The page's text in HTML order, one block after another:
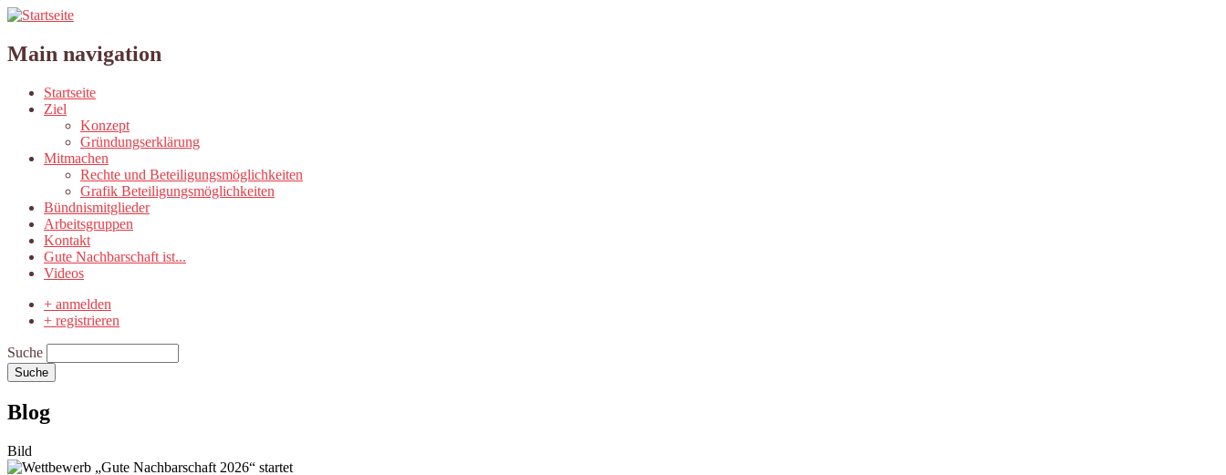
Main navigation
Startseite
Ziel
Konzept
Gründungserklärung
Mitmachen
Rechte und Beteiligungsmöglichkeiten
Grafik Beteiligungsmöglichkeiten
Bündnismitglieder
Arbeitsgruppen
Kontakt
Gute Nachbarschaft ist...
Videos
+ anmelden
+ registrieren
Suche
Blog
Bild